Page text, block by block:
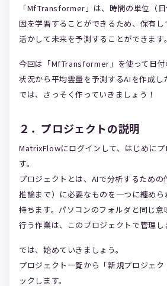
「MfTransformer」は、時間の単位（
因を学習することができるため、保有
活かして未来を予測することができます。
今回は「MfTransformer」を使って日付
状況から平均雲量を予測するAIを作成し
では、さっそく作っていきましょう！
２．プロジェクトの説明
MatrixFlowにログインして、はじめにプ
す。
プロジェクトとは、AIで分析するため
推論まで）に必要なものを一つに纏め
持ちます。パソコンのフォルダと同じ意
行う作業は、このプロジェクトで管理し
では、始めていきましょう。
プロジェクト一覧から「新規プロジェク
ックします。